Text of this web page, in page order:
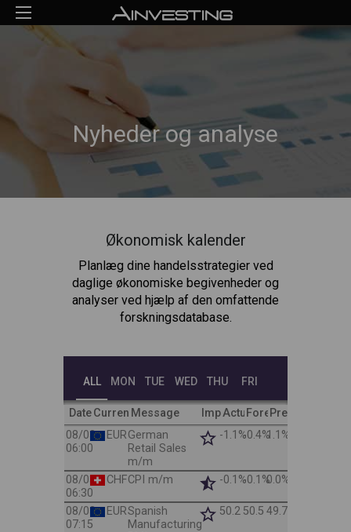
Nyheder og analyse
Økonomisk kalender
Planlæg dine handelsstrategier ved
daglige økonomiske begivenheder og
analyser ved hjælp af den omfattende
forskningsdatabase.